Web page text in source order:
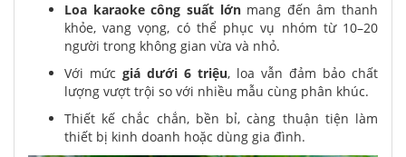
Loa karaoke công suất lớnmang đến âm thanh
khỏe, vang vọng, có thể phục vụ nhóm từ 10–20
người trong không gian vừa và nhỏ.
Với mức giá dưới 6 triệu, loa vẫn đảm bảo chất
lượng vượt trội so với nhiều mẫu cùng phân khúc.
Thiết kế chắc chắn, bền bỉ, càng thuận tiện làm
thiết bị kinh doanh hoặc dùng gia đình.